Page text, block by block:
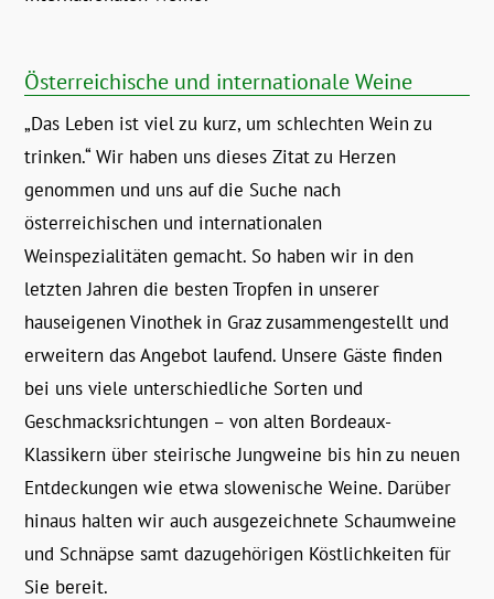
Österreichische und internationale Weine
„Das Leben ist viel zu kurz, um schlechten Wein zu
trinken.“ Wir haben uns dieses Zitat zu Herzen
genommen und uns auf die Suche nach
österreichischen und internationalen
Weinspezialitäten gemacht. So haben wir in den
letzten Jahren die besten Tropfen in unserer
hauseigenen Vinothek in Graz zusammengestellt und
erweitern das Angebot laufend. Unsere Gäste finden
bei uns viele unterschiedliche Sorten und
Geschmacksrichtungen – von alten Bordeaux-
Klassikern über steirische Jungweine bis hin zu neuen
Entdeckungen wie etwa slowenische Weine. Darüber
hinaus halten wir auch ausgezeichnete Schaumweine
und Schnäpse samt dazugehörigen Köstlichkeiten für
Sie bereit.